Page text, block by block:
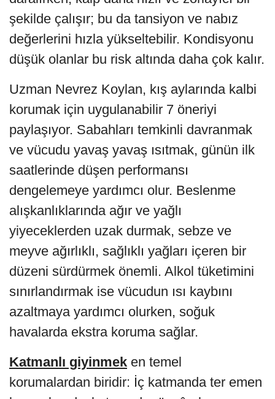
şekilde çalışır; bu da tansiyon ve nabız
değerlerini hızla yükseltebilir. Kondisyonu
düşük olanlar bu risk altında daha çok kalır.
Uzman Nevrez Koylan, kış aylarında kalbi
korumak için uygulanabilir 7 öneriyi
paylaşıyor. Sabahları temkinli davranmak
ve vücudu yavaş yavaş ısıtmak, günün ilk
saatlerinde düşen performansı
dengelemeye yardımcı olur. Beslenme
alışkanlıklarında ağır ve yağlı
yiyeceklerden uzak durmak, sebze ve
meyve ağırlıklı, sağlıklı yağları içeren bir
düzeni sürdürmek önemli. Alkol tüketimini
sınırlandırmak ise vücudun ısı kaybını
azaltmaya yardımcı olurken, soğuk
havalarda ekstra koruma sağlar.
Katmanlı giyinmek en temel
korumalardan biridir: İç katmanda ter emen